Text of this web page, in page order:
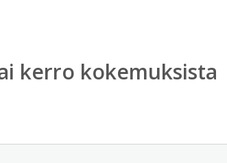
kerro kokemuksista